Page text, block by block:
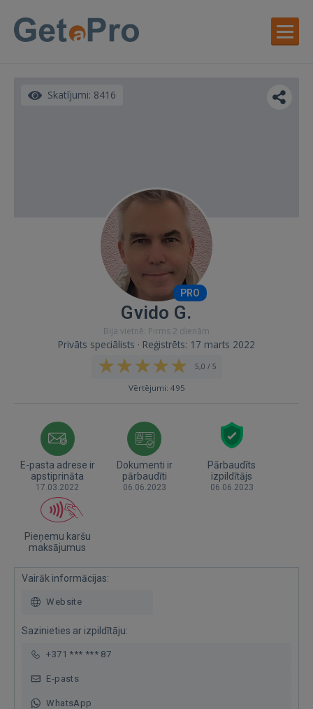
Skatījumi: 8416
PRO
Gvido G.
Bija vietnē: Pirms 2 dienām
Privāts speciālists · Reģistrēts: 17 marts 2022
5,0 / 5
Vērtējumi: 495
E-pasta adrese ir
apstiprināta
17.03.2022
Dokumenti ir
pārbaudīti
06.06.2023
Pārbaudīts
izpildītājs
06.06.2023
Pieņemu karšu
maksājumus
Vairāk informācijas:
Website
Sazinieties ar izpildītāju:
+371 *** *** 87
E-pasts
WhatsApp